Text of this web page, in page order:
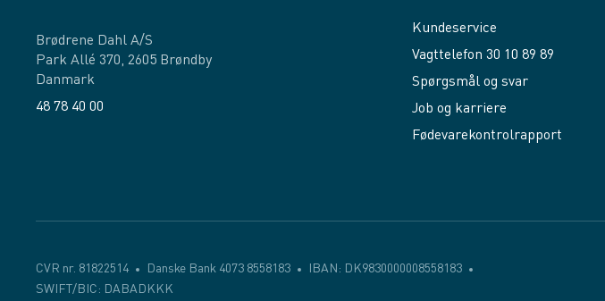
Brødrene Dahl A/S
Park Allé 370, 2605 Brøndby
Danmark
48 78 40 00
Kundeservice
Vagttelefon 30 10 89 89
Spørgsmål og svar
Job og karriere
Fødevarekontrolrapport
CVR nr. 81822514 Danske Bank 4073 8558183
IBAN: DK9830000008558183
SWIFT/BIC: DABADKKK